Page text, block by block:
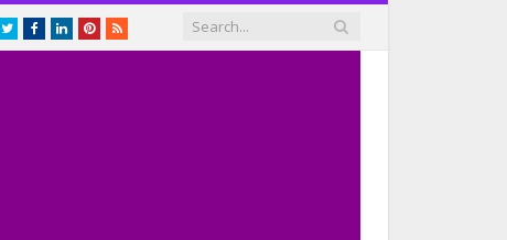
TwitterFacebookLinkedInPinterest
RSS